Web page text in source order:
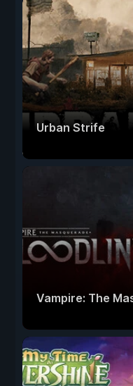
Urban Strife
Vampire: The